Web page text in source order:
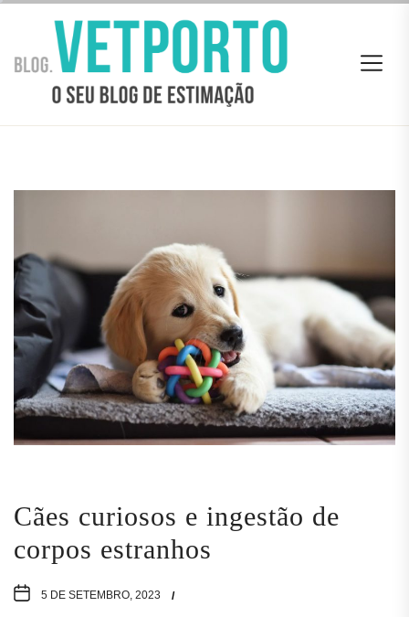
the
BLOG
VETPORTO
BLOG VETPORTO
Cães curiosos e ingestão de
corpos estranhos
5 DE SETEMBRO, 2023